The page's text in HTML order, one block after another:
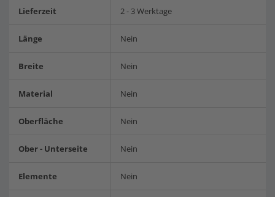
Lieferzeit 2 - 3 Werktage
Länge Nein
Breite Nein
Material Nein
Oberfläche Nein
Ober - Unterseite Nein
Elemente Nein